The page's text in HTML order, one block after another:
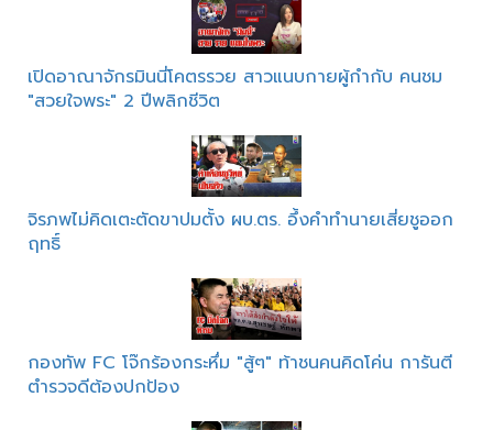
เปิดอาณาจักรมินนี่โคตรรวย สาวแนบกายผู้กำกับ คนชม
"สวยใจพระ" 2 ปีพลิกชีวิต
จิรภพไม่คิดเตะตัดขาปมตั้ง ผบ.ตร. อึ้งคำทำนายเสี่ยชูออก
ฤทธิ์
กองทัพ FC โจ๊กร้องกระหึ่ม "สู้ๆ" ท้าชนคนคิดโค่น การันตี
ตำรวจดีต้องปกป้อง